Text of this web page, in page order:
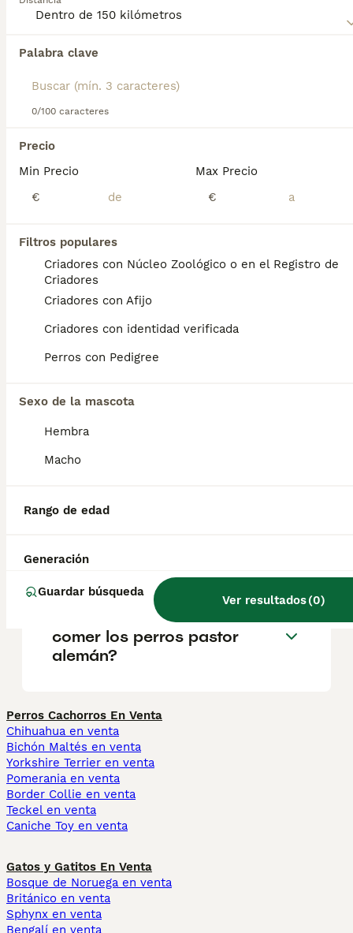
Palabra clave
0/100 caracteres
Precio
Min Precio
€
Max Precio
€
Filtros populares
Criadores con Núcleo Zoológico o en el Registro de
Criadores
Criadores con Afijo
Criadores con identidad verificada
Perros con Pedigree
Sexo de la mascota
Hembra
Macho
Rango de edad
Generación
Guardar búsqueda
Ver resultados(0)
Encontramos 0 Sarplaninac​ Perros para
Si deseas exactamente esta búsqueda guarda tu
búsqueda y espera el resultado perfecto:
Preguntas frecuentes
¿Pastor Belga Malinois
comportamiento con niños?
Relación con otros perros y niños Si
socializas bien a tu hocico desde cachorro,
el Pastor Belga Malinois suele llevarse bien
con otros perros y niños. Sin embargo, es
pequeños, debido a su energía y fortaleza.
¿Cuál es el mejor pastor
perro guardián?
¿Qué alimentos no pueden
comer los perros pastor
alemán?
Perros Cachorros En Venta
Chihuahua en venta
Bichón Maltés en venta
Yorkshire Terrier en venta
Pomerania en venta
Border Collie en venta
Teckel en venta
Caniche Toy en venta
Gatos y Gatitos En Venta
Bosque de Noruega en venta
Británico en venta
Sphynx en venta
Bengalí en venta